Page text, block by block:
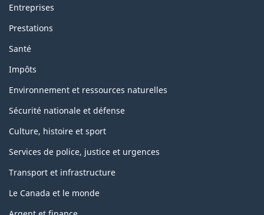
Entreprises
Prestations
Santé
Impôts
Environnement et ressources naturelles
Sécurité nationale et défense
Culture, histoire et sport
Services de police, justice et urgences
Transport et infrastructure
Le Canada et le monde